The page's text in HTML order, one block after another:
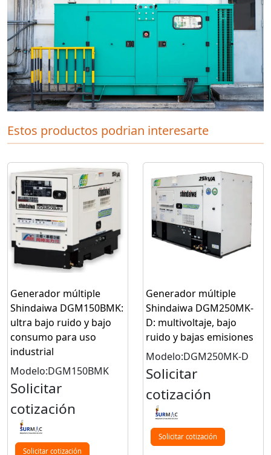
Estos productos podrian interesarte
Generador múltiple
Shindaiwa DGM150BMK:
ultra bajo ruido y bajo
consumo para uso
industrial
Modelo:DGM150BMK
Solicitar
cotización
Solicitar cotización
Generador múltiple
Shindaiwa DGM250MK-
D: multivoltaje, bajo
ruido y bajas emisiones
Modelo:DGM250MK-D
Solicitar
cotización
Solicitar cotización